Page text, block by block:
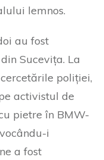
lemnos.
au fost
Sucevița. La
poliției,
activistul de
pietre în BMW-
i
a fost